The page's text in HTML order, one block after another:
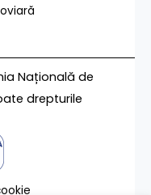
Națională de
drepturile